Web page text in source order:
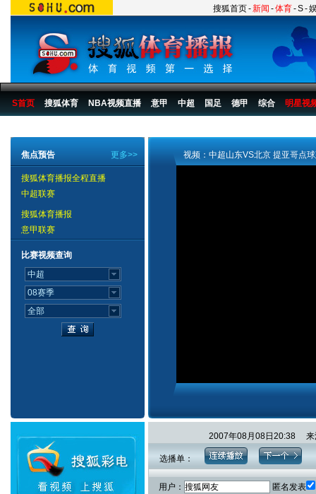
搜狐首页-新闻 -体育-S-
S首页 搜狐体育 NBA视频直播 意甲 中超 国足 德甲 综合 明星视
更多>>
焦点预告
搜狐体育播报全程直播
中超联赛
搜狐体育播报
意甲联赛
比赛视频查询
视频：中超山东VS北京 提亚哥点
2007年08月08日20:38
选播单：
用户： 匿名发表